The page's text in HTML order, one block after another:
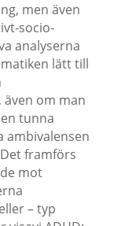
men även
socio-
analyserna
lätt till
om man
tunna
ambivalensen
framförs
mot
– typ